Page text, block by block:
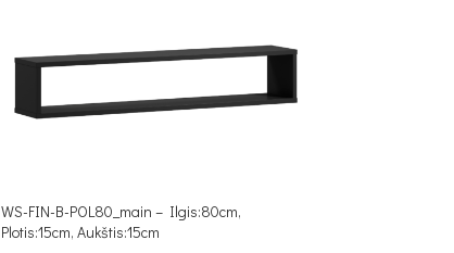
WS-FIN-B-POL80_main – Ilgis:80cm,
Plotis:15cm, Aukštis:15cm